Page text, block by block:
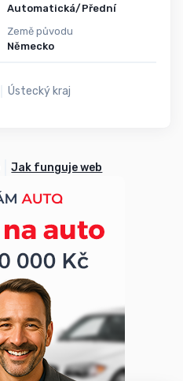
Automatická/Přední
Země původu
Německo
Ústecký kraj
Jak funguje web